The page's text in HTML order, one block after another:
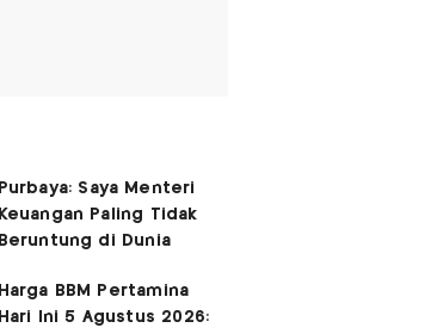
Purbaya: Saya Menteri
Keuangan Paling Tidak
Beruntung di Dunia
Harga BBM Pertamina
Hari Ini 5 Agustus 2026: